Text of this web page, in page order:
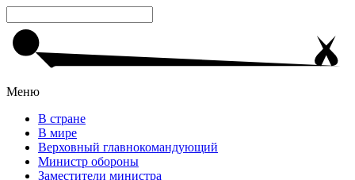
Меню
В стране
В мире
Верховный главнокомандующий
Министр обороны
Заместители министра